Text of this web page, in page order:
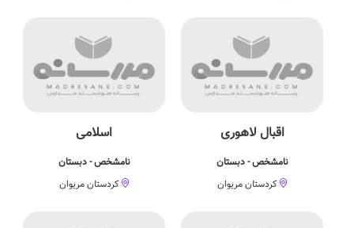
اقبال لاهوری
نامشخص - دبستان
کردستان مریوان
اسلامی
نامشخص - دبستان
کردستان مریوان